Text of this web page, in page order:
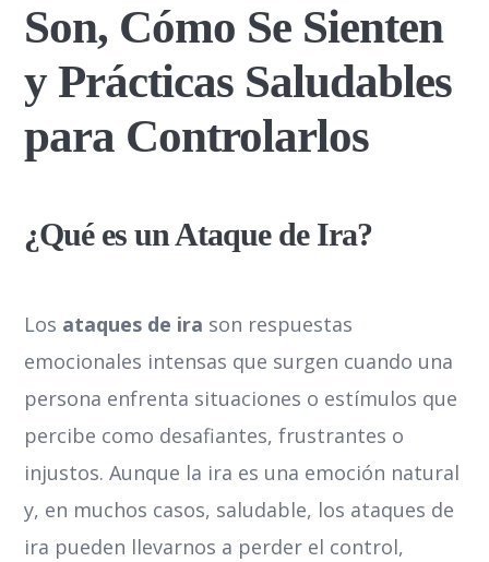
Son, Cómo Se Sienten
y Prácticas Saludables
para Controlarlos
¿Qué es un Ataque de Ira?
Los ataques de ira son respuestas
emocionales intensas que surgen cuando una
persona enfrenta situaciones o estímulos que
percibe como desafiantes, frustrantes o
injustos. Aunque la ira es una emoción natural
y, en muchos casos, saludable, los ataques de
ira pueden llevarnos a perder el control,